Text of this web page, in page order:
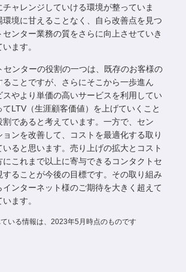
チャレンジしていける環境が整っていま
境に甘えることなく、自ら改善点を見つ
ンター業務の質をさらに向上させていき
ます。
センターの役割の一つは、既存のお客様の
ことですが、さらにそこから一歩進ん
スやより単価の高いサービスを利用してい
LTV（生涯顧客価値）を上げていくこと
割であると考えています。一方で、セン
ョンを改善して、コストを最適化する取り
ると思います。売り上げの拡大とコスト
これまで以上に寄与できるコンタクトセ
することが今後の目標です。その取り組み
インターネット様のご期待を大きく超えて
ます。
いる情報は、2023年5月時点のものです